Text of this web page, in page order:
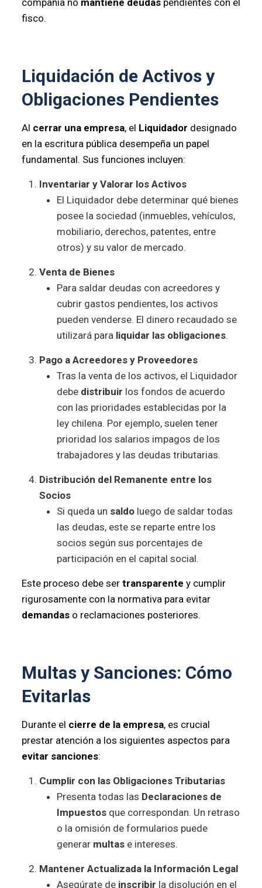
fisco.
Liquidación de Activos y
Obligaciones Pendientes
Al cerrar una empresa, el Liquidador designado
en la escritura pública desempeña un papel
fundamental. Sus funciones incluyen:
Inventariar y Valorar los Activos
El Liquidador debe determinar qué bienes
posee la sociedad (inmuebles, vehículos,
mobiliario, derechos, patentes, entre
otros) y su valor de mercado.
Venta de Bienes
Para saldar deudas con acreedores y
cubrir gastos pendientes, los activos
pueden venderse. El dinero recaudado se
utilizará para liquidar las obligaciones.
Pago a Acreedores y Proveedores
Tras la venta de los activos, el Liquidador
debe distribuir los fondos de acuerdo
con las prioridades establecidas por la
ley chilena. Por ejemplo, suelen tener
prioridad los salarios impagos de los
trabajadores y las deudas tributarias.
Distribución del Remanente entre los
Socios
Si queda un saldoluego de saldar todas
las deudas, este se reparte entre los
socios según sus porcentajes de
participación en el capital social.
Este proceso debe ser transparente y cumplir
rigurosamente con la normativa para evitar
demandaso reclamaciones posteriores.
Multas y Sanciones: Cómo
Evitarlas
Durante el cierre de la empresa, es crucial
prestar atención a los siguientes aspectos para
evitar sanciones:
Cumplir con las Obligaciones Tributarias
Presenta todas las Declaraciones de
Impuestosque correspondan. Un retraso
o la omisión de formularios puede
generar multase intereses.
Mantener Actualizada la Información Legal
Asegúrate de inscribir la disolución en el